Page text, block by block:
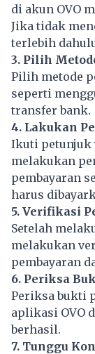
di akun OVO
Jika tidak
terlebih
3. Pilih
Pilih metode
seperti
transfer bank.
4. Lakukan
Ikuti petunjuk
melakukan
pembayaran
harus
5. Verifikasi
Setelah
melakukan
pembayaran
6. Periksa
Periksa bukti
aplikasi OVO
berhasil.
7. Tunggu